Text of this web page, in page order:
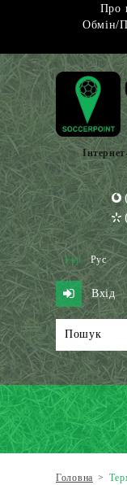
Про
Обмін/
Укр Рус
Вхід
Головна >